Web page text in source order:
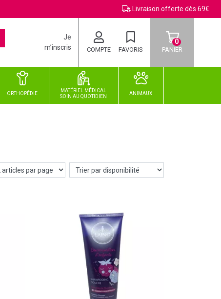
Livraison offerte dès 69€
Je
m’inscris
COMPTE FAVORIS PANIER
0
ORTHOPÉDIE
MATÉRIEL MÉDICAL
SOINAUQUOTIDIEN
ANIMAUX